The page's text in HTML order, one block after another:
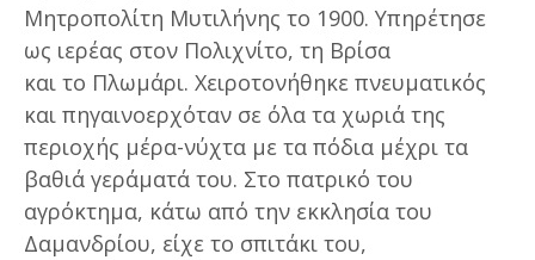
Μητροπολίτη Μυτιλήνης το 1900. Υπηρέτησε
ως ιερέας στον Πολιχνίτο, τη Βρίσα
και το Πλωμάρι. Χειροτονήθηκε πνευματικός
και πηγαινοερχόταν σε όλα τα χωριά της
περιοχής μέρα-νύχτα με τα πόδια μέχρι τα
βαθιά γεράματά του. Στο πατρικό του
αγρόκτημα, κάτω από την εκκλησία του
Δαμανδρίου, είχε το σπιτάκι του,